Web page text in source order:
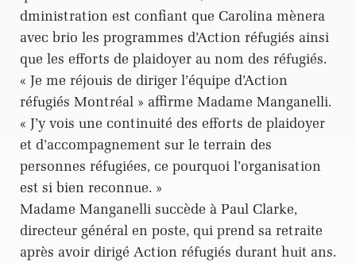
dministration est confiant que Carolina mènera
avec brio les programmes d’Action réfugiés ainsi
que les efforts de plaidoyer au nom des réfugiés.
« Je me réjouis de diriger l’équipe d’Action
réfugiés Montréal » affirme Madame Manganelli.
« J’y vois une continuité des efforts de plaidoyer
et d’accompagnement sur le terrain des
personnes réfugiées, ce pourquoi l’organisation
est si bien reconnue. »
Madame Manganelli succède à Paul Clarke,
directeur général en poste, qui prend sa retraite
après avoir dirigé Action réfugiés durant huit ans.